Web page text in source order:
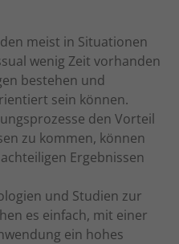
meist in Situationen
wenig Zeit vorhanden
bestehen und
sein können.
den Vorteil
zu kommen, können
Ergebnissen
und Studien zur
es einfach, mit einer
ein hohes